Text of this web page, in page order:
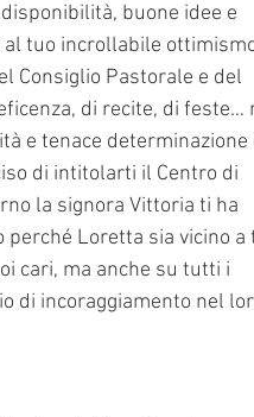
buone idee e
tuo incrollabile
Consiglio Pastorale e del
di recite, di feste…
e tenace determinazione
di intitolarti il Centro di
la signora Vittoria ti ha
perché Loretta sia vicino a
cari, ma anche su tutti i
di incoraggiamento nel